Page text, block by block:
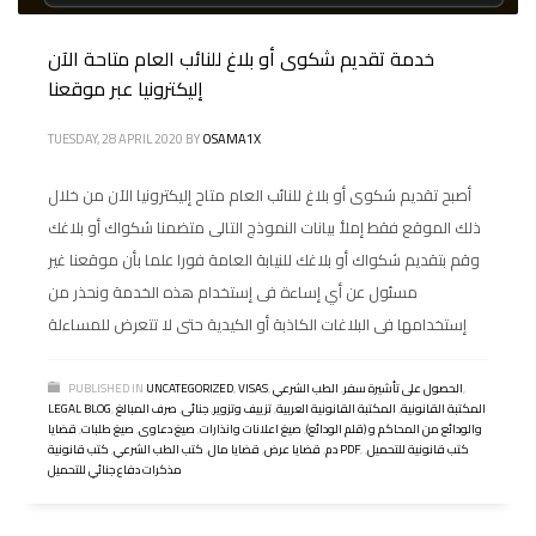
خدمة تقديم شكوى أو بلاغ للنائب العام متاحة الآن
إليكترونيا عبر موقعنا
TUESDAY, 28 APRIL 2020 BYOSAMA1X
أصبح تقديم شكوى أو بلاغ للنائب العام متاح إليكترونيا الآن من خلال
ذلك الموقع فقط إملأ بيانات النموذج التالى متضمنا شكواك أو بلاغك
وقم بتقديم شكواك أو بلاغك للنيابة العامة فورا علما بأن موقعنا غير
مسئول عن أي إساءة فى إستخدام هذه الخدمة ونحذر من
إستخدامها فى البلاغات الكاذبة أو الكيدية حتى لا تتعرض للمساءلة
PUBLISHED IN UNCATEGORIZED,VISAS, الحصول على تأشيرة سفر,الطب الشرعي
,
LEGAL BLOG, المكتبة القانونية,المكتبة القانونية العربية,تزييف وتزوير,جنائى,صرف المبالغ
والودائع من المحاكم و (قلم الودائع),صيغ اعلانات وانذارات,صيغ دعاوى,صيغ طلبات,قضايا
دم,قضايا عرض,قضايا مال,كتب الطب الشرعي, كتب قانونية PDF, كتب قانونية للتحميل,
مذكرات دفاع جنائي للتحميل